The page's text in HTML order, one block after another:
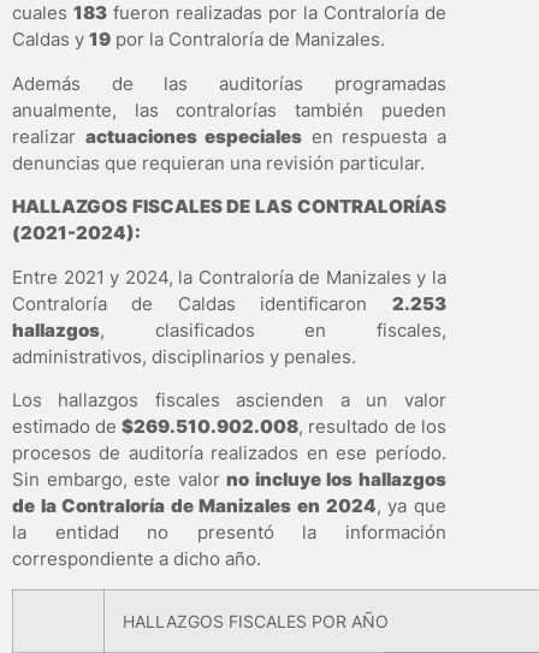
cuales 183fueron realizadas por la Contraloría de
Caldas y 19 por la Contraloría de Manizales.
Además de las auditorías programadas
anualmente, las contralorías también pueden
realizar actuaciones especiales en respuesta a
denuncias que requieran una revisión particular.
HALLAZGOS FISCALES DE LAS CONTRALORÍAS
(2021-2024):
Entre 2021 y 2024, la Contraloría de Manizales y la
Contraloría de Caldas identificaron 2.253
hallazgos, clasificados en fiscales,
administrativos, disciplinarios y penales.
Los hallazgos fiscales ascienden a un valor
estimado de$269.510.902.008, resultado de los
procesos de auditoría realizados en ese período.
Sin embargo, este valorno incluye los hallazgos
de la Contraloría de Manizales en 2024, ya que
la entidad no presentó la información
correspondiente a dicho año.
HALLAZGOS FISCALES POR AÑO